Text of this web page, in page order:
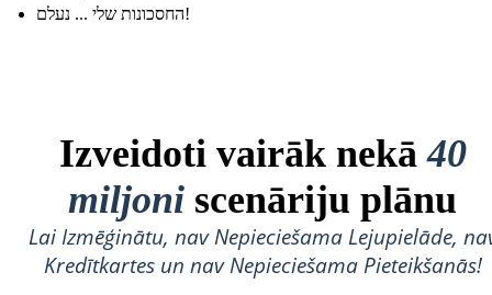
החסכונות שלי ... נעלם!
Izveidoti vairāk nekā40
miljoni scenāriju plānu
Lai Izmēģinātu, nav Nepieciešama Lejupielāde,
Kredītkartes un nav Nepieciešama Pieteikšanās!